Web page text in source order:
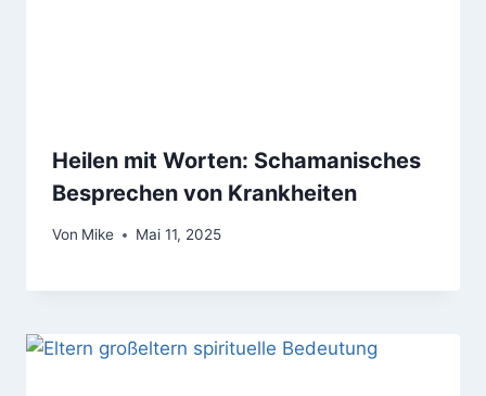
Heilen mit Worten: Schamanisches
Besprechen von Krankheiten
Von Mike Mai 11, 2025